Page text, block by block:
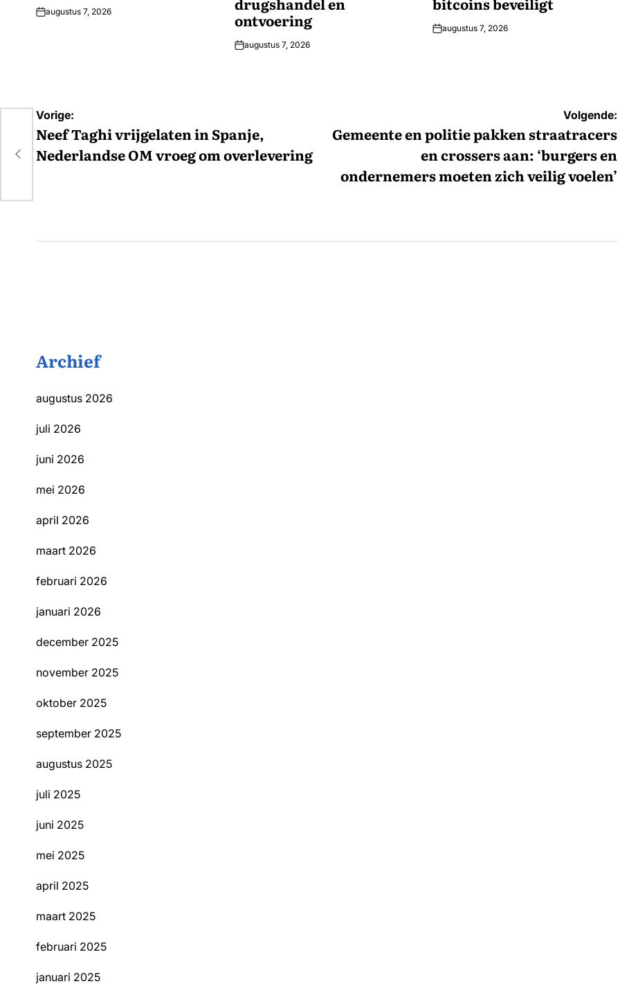
augustus 7, 2026
ontvoering
augustus 7, 2026
augustus 7, 2026
Bericht
navigatie
Vorige:
Neef Taghi vrijgelaten in Spanje,
Nederlandse OM vroeg om overlevering
Volgende:
Gemeente en politie pakken straatracers
en crossers aan: ‘burgers en
ondernemers moeten zich veilig voelen’
Archief
augustus 2026
juli 2026
juni 2026
mei 2026
april 2026
maart 2026
februari 2026
januari 2026
december 2025
november 2025
oktober 2025
september 2025
augustus 2025
juli 2025
juni 2025
mei 2025
april 2025
maart 2025
februari 2025
januari 2025